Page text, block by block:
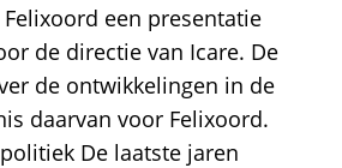
een presentatie
de directie van Icare. De
de ontwikkelingen in de
daarvan voor Felixoord.
De laatste jaren